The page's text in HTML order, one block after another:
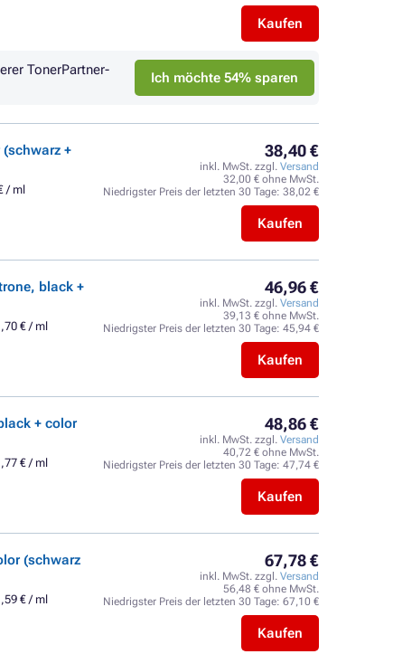
Kaufen
TonerPartner-
Ich möchte 54% sparen
(schwarz +
/ ml
38,40 €
inkl. MwSt. zzgl. Versand
32,00 € ohne MwSt.
Niedrigster Preis der letzten 30 Tage: 38,02 €
Kaufen
black +
€ / ml
46,96 €
inkl. MwSt. zzgl. Versand
39,13 € ohne MwSt.
Niedrigster Preis der letzten 30 Tage: 45,94 €
Kaufen
+ color
€ / ml
48,86 €
inkl. MwSt. zzgl. Versand
40,72 € ohne MwSt.
Niedrigster Preis der letzten 30 Tage: 47,74 €
Kaufen
(schwarz
€ / ml
67,78 €
inkl. MwSt. zzgl. Versand
56,48 € ohne MwSt.
Niedrigster Preis der letzten 30 Tage: 67,10 €
Kaufen